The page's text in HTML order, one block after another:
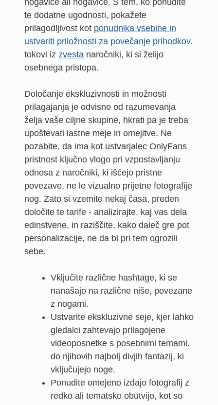
nogavice ali nogavice. S tem, ko ponudite
te dodatne ugodnosti, pokažete
prilagodljivost kot ponudnika vsebine in
ustvariti priložnosti za povečanje prihodkov.
tokovi iz zvesta naročniki, ki si želijo
osebnega pristopa.
Določanje ekskluzivnosti in možnosti
prilagajanja je odvisno od razumevanja
želja vaše ciljne skupine, hkrati pa je treba
upoštevati lastne meje in omejitve. Ne
pozabite, da ima kot ustvarjalec OnlyFans
pristnost ključno vlogo pri vzpostavljanju
odnosa z naročniki, ki iščejo pristne
povezave, ne le vizualno prijetne fotografije
nog. Zato si vzemite nekaj časa, preden
določite te tarife - analizirajte, kaj vas dela
edinstvene, in raziščite, kako daleč gre pot
personalizacije, ne da bi pri tem ogrozili
sebe.
Vključite različne hashtage, ki se
nanašajo na različne niše, povezane
z nogami.
Ustvarite ekskluzivne seje, kjer lahko
gledalci zahtevajo prilagojene
videoposnetke s posebnimi temami.
do njihovih najbolj divjih fantazij, ki
vključujejo noge.
Ponudite omejeno izdajo fotografij z
redko ali tematsko obutvijo, kot so